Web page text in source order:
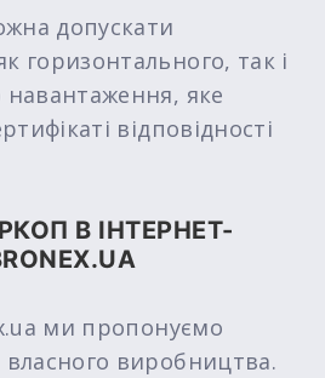
допускати
горизонтального, так і
навантаження, яке
відповідності
В ІНТЕРНЕТ-
ми пропонуємо
виробництва.